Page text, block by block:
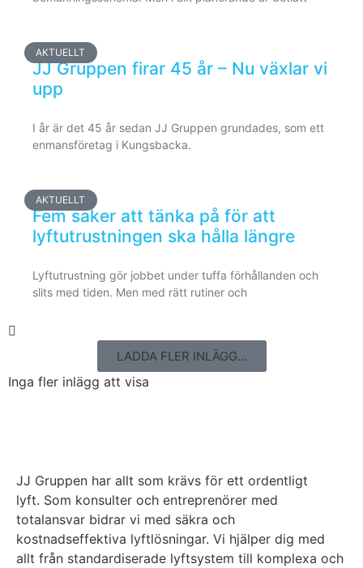
AKTUELLT
JJ Gruppen firar 45 år – Nu växlar vi
upp
I år är det 45 år sedan JJ Gruppen grundades, som ett
enmansföretag i Kungsbacka.
AKTUELLT
Fem saker att tänka på för att
lyftutrustningen ska hålla längre
Lyftutrustning gör jobbet under tuffa förhållanden och
slits med tiden. Men med rätt rutiner och
LADDA FLER INLÄGG...
Inga fler inlägg att visa
JJ Gruppen har allt som krävs för ett ordentligt
lyft. Som konsulter och entreprenörer med
totalansvar bidrar vi med säkra och
kostnadseffektiva lyftlösningar. Vi hjälper dig med
allt från standardiserade lyftsystem till komplexa och